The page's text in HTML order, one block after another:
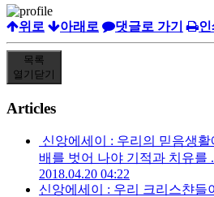
위로 아래로 댓글로 가기 인
목록
열기 닫기
Articles
신앙에세이 : 우리의 믿음생
배를 벗어 나야 기적과 치유를
2018.04.20 04:22
신앙에세이 : 우리 크리스챤들